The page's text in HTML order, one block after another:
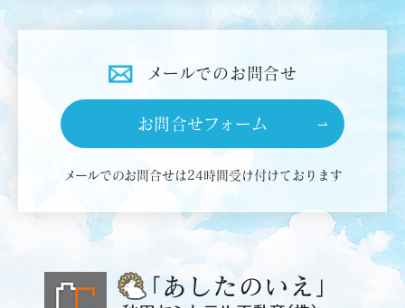
メールでのお問合せ
お問合せフォーム
メールでのお問合せは 24時間受け付けております